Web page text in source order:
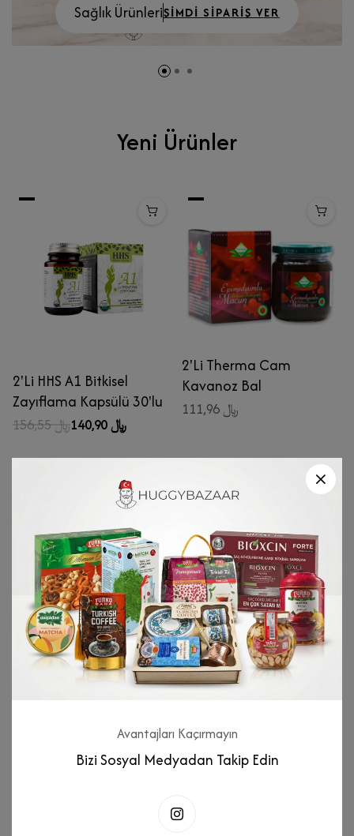
Sağlık ÜrünleriŞIMDI SIPARIŞ VER
Yeni Ürünler
2'Li HHS A1 Bitkisel
Zayıflama Kapsülü 30'lu
156,55 ﷼ 140,90 ﷼
2'Li Therma Cam
Kavanoz Bal
111,96 ﷼
Çok Gezilenler
Avantajları Kaçırmayın
Bizi Sosyal Medyadan Takip Edin